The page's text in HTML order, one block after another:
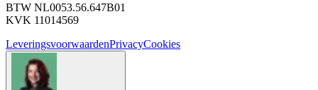
BTW NL0053.56.647B01
KVK 11014569
LeveringsvoorwaardenPrivacyCookies